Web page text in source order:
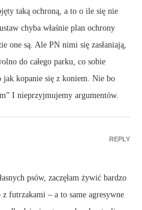
taką ochroną, a to o ile się nie
chyba właśnie plan ochrony
one są. Ale PN nimi się zasłaniają,
do całego parku, co sobie
kopanie się z koniem. Nie bo
I nieprzyjmujemy argumentów.
psów, zaczęłam żywić bardzo
futrzakami – a to same agresywne
REPLY